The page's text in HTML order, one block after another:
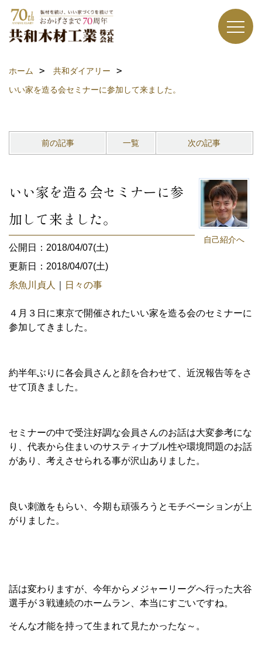
ホーム
共和ダイアリー
いい家を造る会セミナーに参加して来ました。
前の記事 一覧 次の記事
自己紹介へ
いい家を造る会セミナーに参
加して来ました。
公開日：2018/04/07(土)
更新日：2018/04/07(土)
糸魚川貞人
日々の事
４月３日に東京で開催されたいい家を造る会のセミナーに
参加してきました。
約半年ぶりに各会員さんと顔を合わせて、近況報告等をさ
せて頂きました。
セミナーの中で受注好調な会員さんのお話は大変参考にな
り、代表から住まいのサスティナブル性や環境問題のお話
があり、考えさせられる事が沢山ありました。
良い刺激をもらい、今期も頑張ろうとモチベーションが上
がりました。
話は変わりますが、今年からメジャーリーグへ行った大谷
選手が３戦連続のホームラン、本当にすごいですね。
そんな才能を持って生まれて見たかったな～。